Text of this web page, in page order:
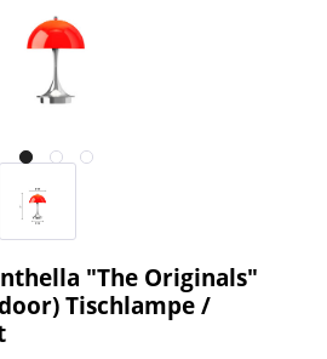
"The Originals"
Tischlampe /